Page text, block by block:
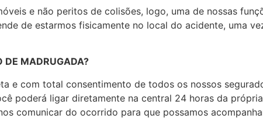
e não peritos de colisões, logo, uma de nossas
de estarmos fisicamente no local do acidente, uma
DE MADRUGADA?
e com total consentimento de todos os nossos
poderá ligar diretamente na central 24 horas da
comunicar do ocorrido para que possamos